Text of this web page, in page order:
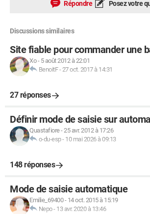
Répondre Posez votre
Discussions similaires
Site fiable pour commander une
Xo- 5 août 2012 à 22:01
BenoitF-27 oct. 2017 à 14:31
27 réponses
Définir mode de saisie sur
Quastafiore-25 avr. 2012 à 17:26
o-du-esp- 10 mai 2026 à 09:13
148 réponses
Mode de saisie automatique
Emilie_69400- 14 oct. 2015 à 15:19
Nepo- 13 avr. 2020 à 13:46